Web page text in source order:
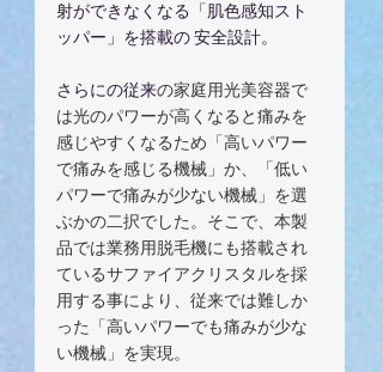
射ができなくなる「肌色感知スト
ッパー」を搭載の 安全設計。
さらにの従来の家庭用光美容器で
は光のパワーが高くなると痛みを
感じやすくなるため「高いパワー
で痛みを感じる機械」か、「低い
パワーで痛みが少ない機械」を選
ぶかの二択でした。そこで、本製
品では業務用脱毛機にも搭載され
ているサファイアクリスタルを採
用する事により、従来では難しか
った「高いパワーでも痛みが少な
い機械」を実現。